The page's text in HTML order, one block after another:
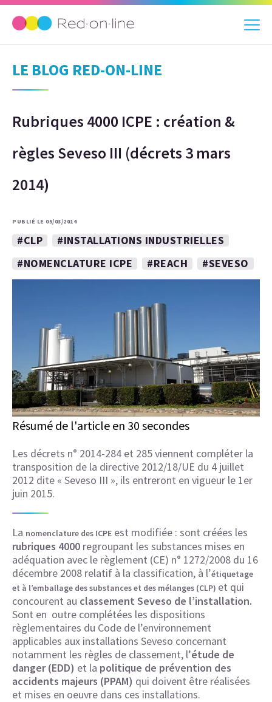
LE BLOG RED-ON-LINE
Rubriques 4000 ICPE : création &
règles Seveso III (décrets 3 mars
2014)
PUBLIÉ LE 05/03/2014
#CLP
#INSTALLATIONS INDUSTRIELLES
#NOMENCLATURE ICPE
#REACH #SEVESO
Résumé de l'article en 30 secondes
Les décrets n° 2014-284 et 285 viennent compléter la
transposition de la directive 2012/18/UE du 4 juillet
2012 dite « Seveso III », ils entreront en vigueur le 1er
juin 2015.
La nomenclature des ICPE est modifiée : sont créées les
rubriques 4000 regroupant les substances mises en
adéquation avec le règlement (CE) n° 1272/2008 du 16
décembre 2008 relatif à la classification, à l’étiquetage
et à l’emballage des substances et des mélanges (CLP) et qui
concourent au classement Seveso de l’installation.
Sont en outre complétées les dispositions
règlementaires du Code de l’environnement
applicables aux installations Seveso concernant
notamment les règles de classement, l’étude de
danger (EDD) et la politique de prévention des
accidents majeurs (PPAM) qui doivent être réalisées
et mises en oeuvre dans ces installations.